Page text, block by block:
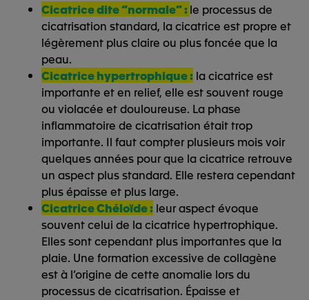
Cicatrice dite “normale” :le processus de
cicatrisation standard, la cicatrice est propre et
légèrement plus claire ou plus foncée que la
peau.
Cicatrice hypertrophique : la cicatrice est
importante et en relief, elle est souvent rouge
ou violacée et douloureuse. La phase
inflammatoire de cicatrisation était trop
importante. Il faut compter plusieurs mois voir
quelques années pour que la cicatrice retrouve
un aspect plus standard. Elle restera cependant
plus épaisse et plus large.
Cicatrice Chéloïde : leur aspect évoque
souvent celui de la cicatrice hypertrophique.
Elles sont cependant plus importantes que la
plaie. Une formation excessive de collagène
est à l’origine de cette anomalie lors du
processus de cicatrisation. Épaisse et